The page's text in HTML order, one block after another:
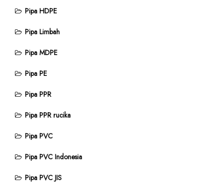
Pipa HDPE
Pipa Limbah
Pipa MDPE
Pipa PE
Pipa PPR
Pipa PPR rucika
Pipa PVC
Pipa PVC Indonesia
Pipa PVC JIS